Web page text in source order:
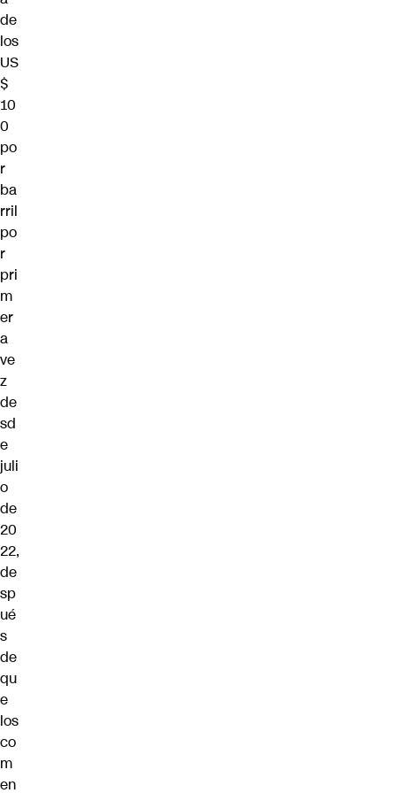
de
los
US
$
10
0
po
r
ba
rril
po
r
pri
m
er
a
ve
z
de
sd
e
juli
o
de
20
22,
de
sp
ué
s
de
qu
e
los
co
m
en